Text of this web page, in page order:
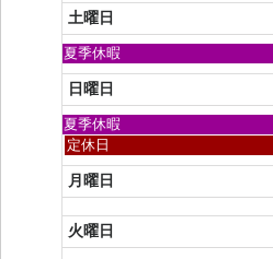
2026
日,
8
月
2026
土曜日
日
曜
日,
8
月
9th
2026
夏季休暇
日曜日
日
曜
日,
月
2026
夏季休暇
日
曜
日,
8
月
16th
2026
定休日
月曜日
火曜日